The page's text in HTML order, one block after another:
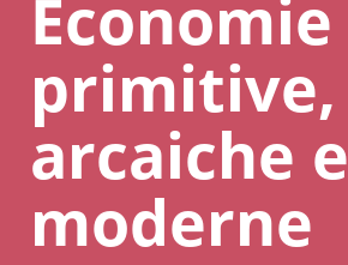
Economie
primitive,
arcaiche e
moderne